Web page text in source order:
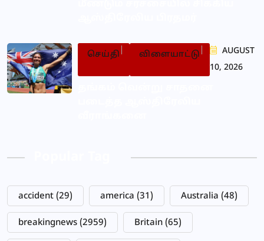
செய்தி விளையாட்டு
AUGUST
10, 2026
accident (29) america (31) Australia (48)
breakingnews (2959) Britain (65)